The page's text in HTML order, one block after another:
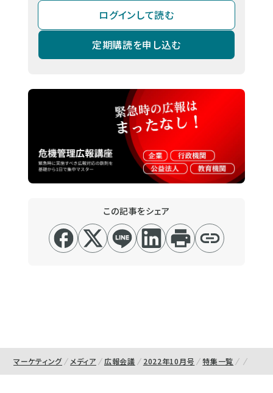
ログインして読む
定期購読を申し込む
この記事をシェア
マーケティング メディア 広報会議 2022年10月号 特集一覧